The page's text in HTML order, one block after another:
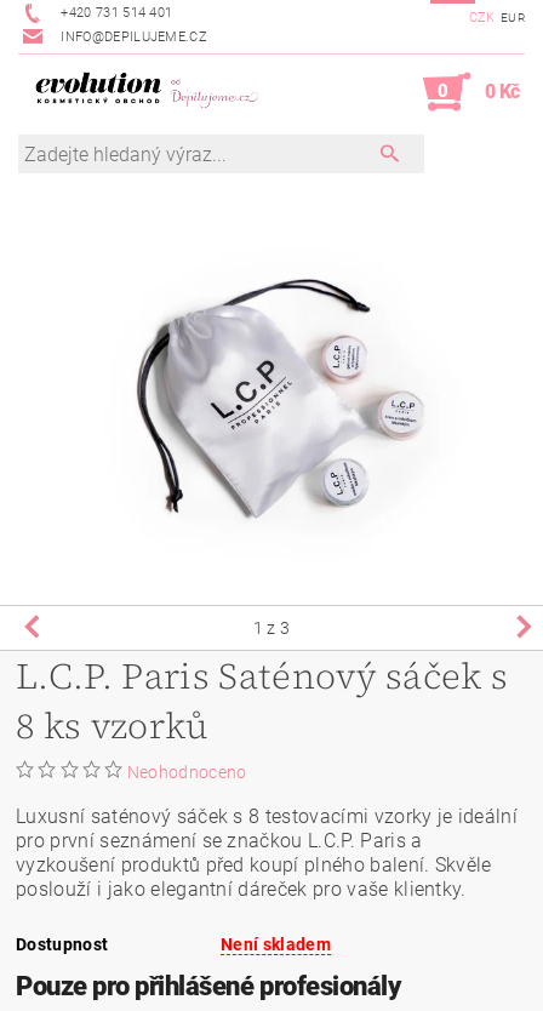
+420 731 514 401
INFO@DEPILUJEME.CZ
CZK EUR
0 0 Kč
1 z 3
L.C.P. Paris Saténový sáček s
8 ks vzorků
Neohodnoceno
Luxusní saténový sáček s 8 testovacími vzorky je ideální
pro první seznámení se značkou L.C.P. Paris a
vyzkoušení produktů před koupí plného balení. Skvěle
poslouží i jako elegantní dáreček pro vaše klientky.
Dostupnost Není skladem
Pouze pro přihlášené profesionály